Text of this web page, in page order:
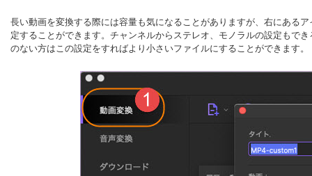
長い動画を変換する際には容量も気になることがありますが、右にある
定することができます。チャンネルからステレオ、モノラルの設定もで
のない方はこの設定をすればより小さいファイルにすることができます。